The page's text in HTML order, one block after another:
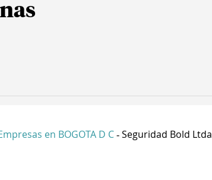
en BOGOTA D C - Seguridad Bold Ltda